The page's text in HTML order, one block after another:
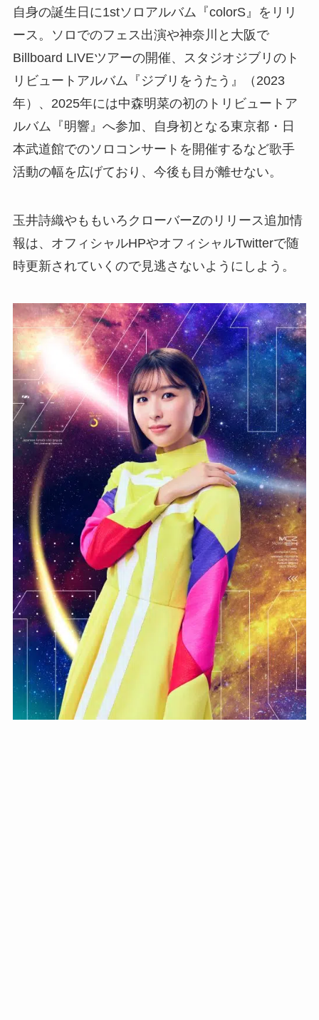
自身の誕生日に1stソロアルバム『colorS』をリリ
ース。ソロでのフェス出演や神奈川と大阪で
Billboard LIVEツアーの開催、スタジオジブリのト
リビュートアルバム『ジブリをうたう』（2023
年）、2025年には中森明菜の初のトリビュートア
ルバム『明響』へ参加、自身初となる東京都・日
本武道館でのソロコンサートを開催するなど歌手
活動の幅を広げており、今後も目が離せない。
玉井詩織やももいろクローバーZのリリース追加情
報は、オフィシャルHPやオフィシャルTwitterで随
時更新されていくので見逃さないようにしよう。